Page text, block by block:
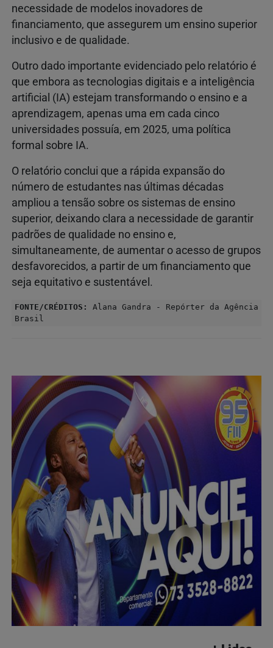
necessidade de modelos inovadores de
financiamento, que assegurem um ensino superior
inclusivo e de qualidade.
Outro dado importante evidenciado pelo relatório é
que embora as tecnologias digitais e a inteligência
artificial (IA) estejam transformando o ensino e a
aprendizagem, apenas uma em cada cinco
universidades possuía, em 2025, uma política
formal sobre IA.
O relatório conclui que a rápida expansão do
número de estudantes nas últimas décadas
ampliou a tensão sobre os sistemas de ensino
superior, deixando clara a necessidade de garantir
padrões de qualidade no ensino e,
simultaneamente, de aumentar o acesso de grupos
desfavorecidos, a partir de um financiamento que
seja equitativo e sustentável.
FONTE/CRÉDITOS:
Alana Gandra - Repórter da Agência
Brasil